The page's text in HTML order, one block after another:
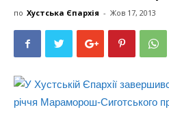
по Хустська Єпархія - Жов 17, 2013